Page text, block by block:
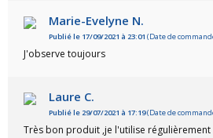
Marie-Evelyne N.
Publié le 17/09/2021 à 23:01 (Date de
J'observe toujours
Laure C.
Publié le 29/07/2021 à 17:19(Date de
Très bon produit ,je l'utilise régulièrement